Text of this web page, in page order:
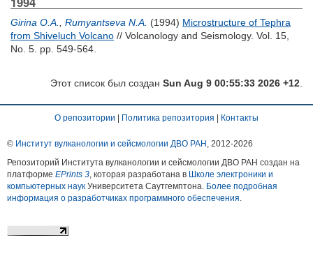
Girina O.A. Rumyantseva N.A. (1994) Microstructure of Tephra
from Shiveluch Volcano // Volcanology and Seismology. Vol. 15,
No. 5. pp. 549-564.
Этот список был создан Sun Aug 9 00:55:33 2026 +12
О репозитории Политика репозитория Контакты
© Институт вулканологии и сейсмологии ДВО РАН , 2012-2026
Репозиторий Института вулканологии и сейсмологии ДВО РАН создан на
платформе EPrints 3, которая разработана в Школе электроники и
компьютерных наук Университета Саутгемптона. Более подробная
информация о разработчиках программного обеспечения.